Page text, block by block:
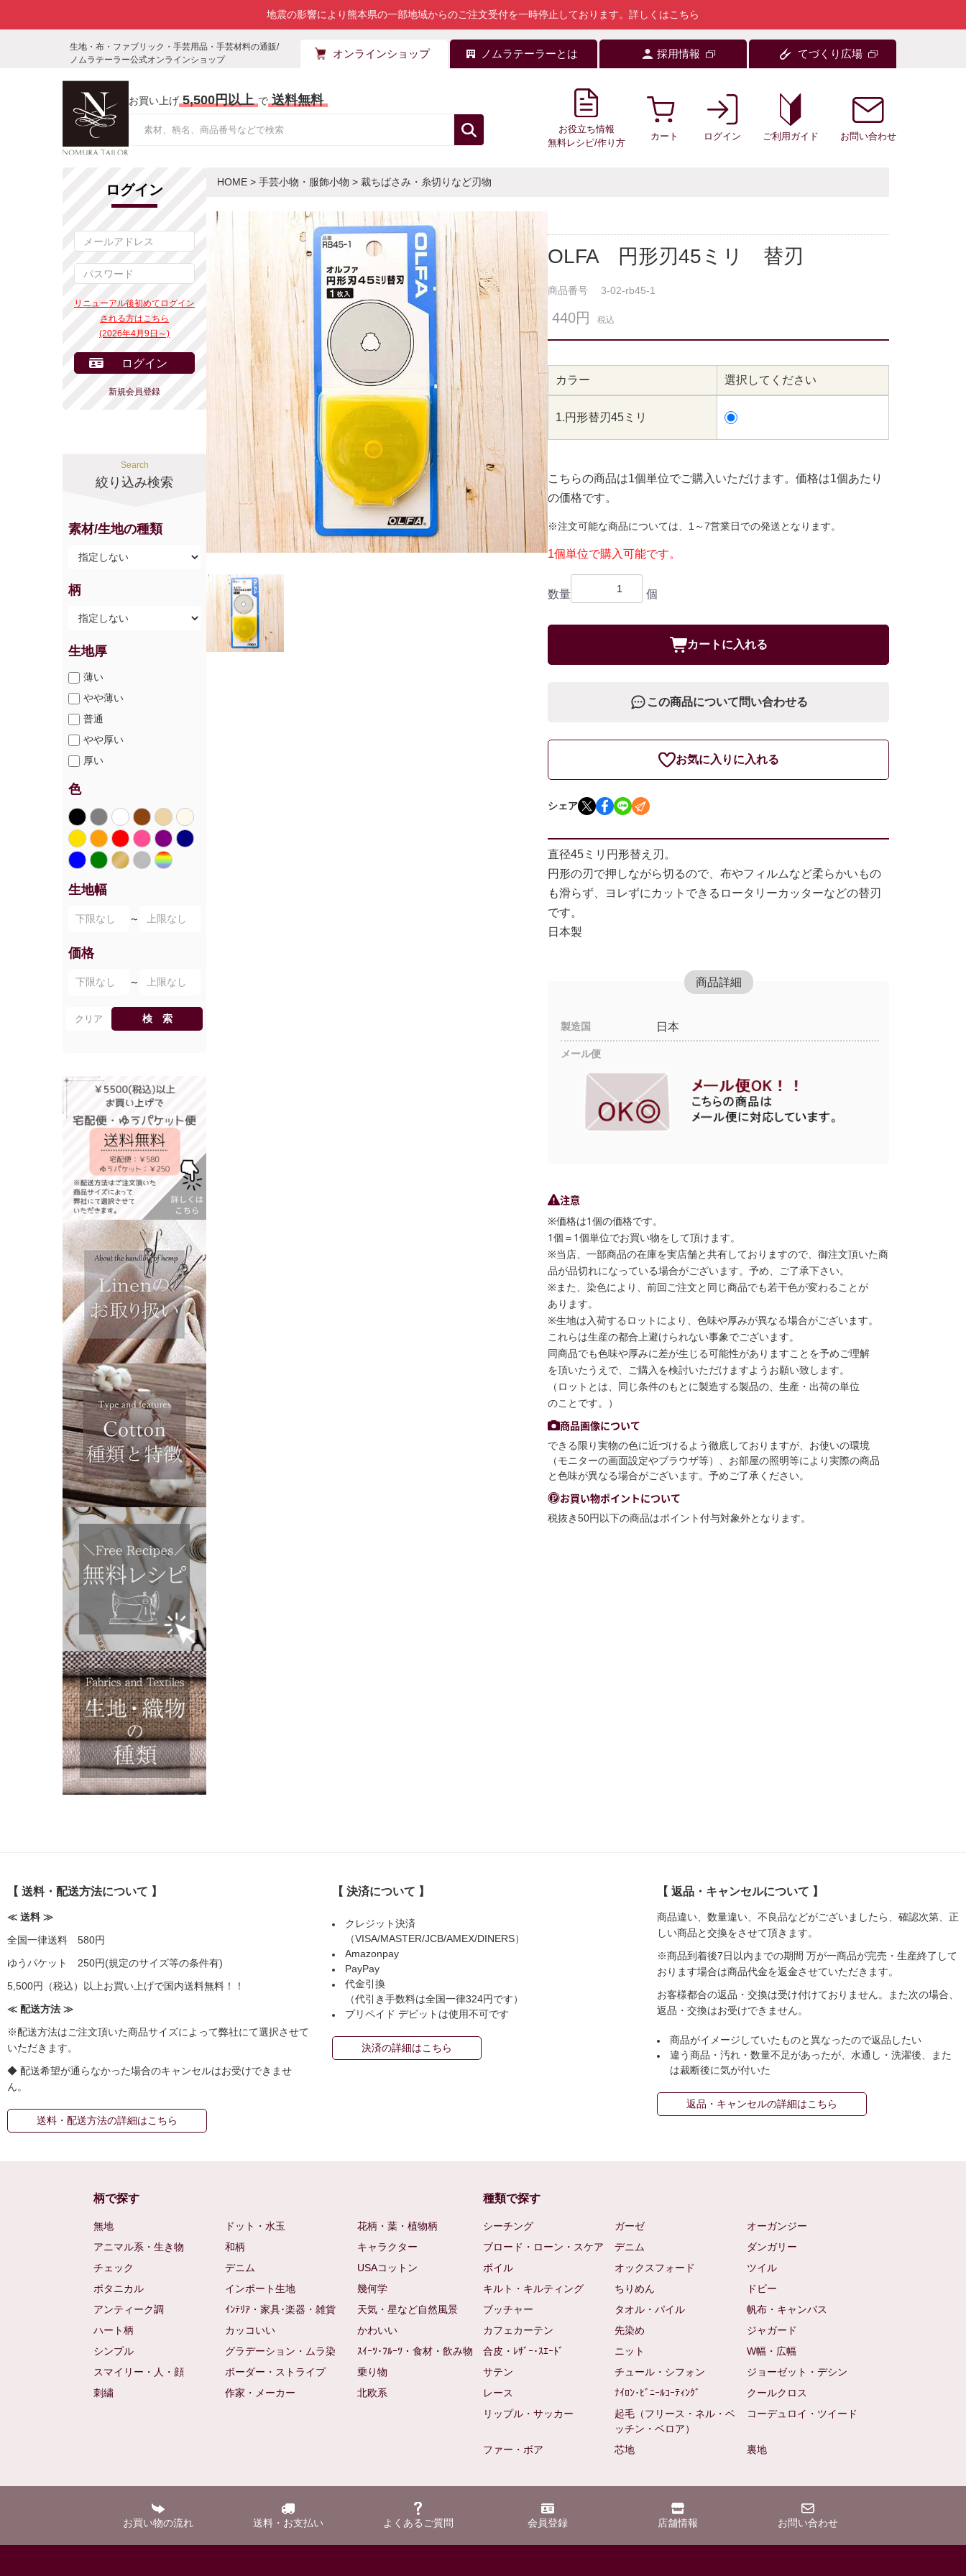
地震の影響により熊本県の一部地域からのご注文受付を一時停止しております。 詳しくはこちら
生地・布・ファブリック・手芸用品・手芸材料の通販/
ノムラテーラー公式オンラインショップ
オンラインショップ ノムラテーラーとは 採用情報 てづくり広場
お買い上げ 5,500円以上 で 送料無料
お役立ち情報
無料レシピ/作り方
カート ログイン ご利用ガイド お問い合わせ
ログイン
リニューアル後初めてログイン
される方はこちら
(2026年4月9日～)
ログイン
新規会員登録
Search
絞り込み検索
素材/生地の種類
柄
生地厚
薄い
やや薄い
普通
やや厚い
厚い
色
生地幅
～
価格
～
クリア 検 索
HOME > 手芸小物・服飾小物 > 裁ちばさみ・糸切りなど刃物
OLFA 円形刃45ミリ 替刃
商品番号 3-02-rb45-1
440円 税込
カラー 選択してください
1.円形替刃45ミリ
こちらの商品は1個単位でご購入いただけます。価格は1個あたり
の価格です。
※注文可能な商品については、1～7営業日での発送となります。
1個単位で購入可能です。
数量 個
カートに入れる
この商品について問い合わせる
お気に入りに入れる
シェア
直径45ミリ円形替え刃。
円形の刃で押しながら切るので、布やフィルムなど柔らかいもの
も滑らず、ヨレずにカットできるロータリーカッターなどの替刃
です。
日本製
商品詳細
製造国 日本
メール便
注意
※価格は1個の価格です。
1個＝1個単位でお買い物をして頂けます。
※当店、一部商品の在庫を実店舗と共有しておりますので、御注文頂いた商
品が品切れになっている場合がございます。予め、ご了承下さい。
※また、染色により、前回ご注文と同じ商品でも若干色が変わることが
あります。
※生地は入荷するロットにより、色味や厚みが異なる場合がございます。
これらは生産の都合上避けられない事象でございます。
同商品でも色味や厚みに差が生じる可能性がありますことを予めご理解
を頂いたうえで、ご購入を検討いただけますようお願い致します。
（ロットとは、同じ条件のもとに製造する製品の、生産・出荷の単位
のことです。）
商品画像について
できる限り実物の色に近づけるよう徹底しておりますが、お使いの環境
（モニターの画面設定やブラウザ等）、お部屋の照明等により実際の商品
と色味が異なる場合がございます。予めご了承ください。
お買い物ポイントについて
税抜き50円以下の商品はポイント付与対象外となります。
【 送料・配送方法について 】
≪ 送料 ≫
全国一律送料 580円
ゆうパケット 250円(規定のサイズ等の条件有)
5,500円（税込）以上お買い上げで国内送料無料！！
≪ 配送方法 ≫
※配送方法はご注文頂いた商品サイズによって弊社にて選択させて
いただきます。
◆ 配送希望が通らなかった場合のキャンセルはお受けできませ
ん。
送料・配送方法の詳細はこちら
【 決済について 】
クレジット決済
（VISA/MASTER/JCB/AMEX/DINERS）
Amazonpay
PayPay
代金引換
（代引き手数料は全国一律324円です）
プリペイド デビットは使用不可です
決済の詳細はこちら
【 返品・キャンセルについて 】
商品違い、数量違い、不良品などがございましたら、確認次第、正
しい商品と交換をさせて頂きます。
※商品到着後7日以内までの期間 万が一商品が完売・生産終了して
おります場合は商品代金を返金させていただきます。
お客様都合の返品・交換は受け付けておりません。また次の場合、
返品・交換はお受けできません。
商品がイメージしていたものと異なったので返品したい
違う商品・汚れ・数量不足があったが、水通し・洗濯後、また
は裁断後に気が付いた
返品・キャンセルの詳細はこちら
柄で探す
無地 ドット・水玉
花柄・葉・植物柄
アニマル系・生き物
和柄
キャラクター
チェック
デニム
USAコットン
ボタニカル
インポート生地
幾何学
アンティーク調
ｲﾝﾃﾘｱ・家具･楽器・雑貨
天気・星など自然風景
ハート柄
カッコいい
かわいい
シンプル
グラデーション・ムラ染
ｽｲｰﾂ･ﾌﾙｰﾂ・食材・飲み物
スマイリー・人・顔
ボーダー・ストライプ
乗り物
刺繍
作家・メーカー 北欧系
種類で探す
シーチング ガーゼ
オーガンジー
ブロード・ローン・スケア
デニム
ダンガリー
ボイル
オックスフォード
ツイル
キルト・キルティング
ちりめん
ドビー
ブッチャー
タオル・パイル
帆布・キャンバス
カフェカーテン
先染め
ジャガード
合皮・ﾚｻﾞｰ･ｽｴｰﾄﾞ
ニット
W幅・広幅
サテン
チュール・シフォン
ジョーゼット・デシン
レース
ﾅｲﾛﾝ･ﾋﾞﾆｰﾙｺｰﾃｨﾝｸﾞ
クールクロス
リップル・サッカー
起毛（フリース・ネル・ベ
ッチン・ベロア）
コーデュロイ・ツイード
ファー・ボア 芯地 裏地
お買い物の流れ 送料・お支払い よくあるご質問 会員登録 店舗情報 お問い合わせ